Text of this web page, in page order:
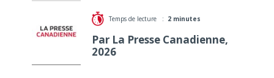
Temps de lecture : 2 minutes
Par La Presse Canadienne,
2026